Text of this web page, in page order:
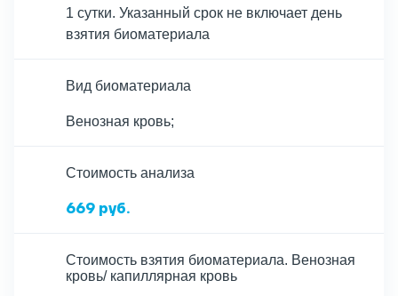
1 сутки. Указанный срок не включает день
взятия биоматериала
Вид биоматериала
Венозная кровь;
Cтоимость анализа
669 руб.
Стоимость взятия биоматериала. Венозная
кровь/ капиллярная кровь